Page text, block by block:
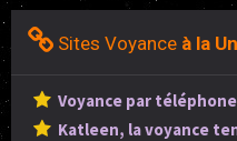
Sites Voyance à la
Voyance par téléphone
Katleen, la voyance